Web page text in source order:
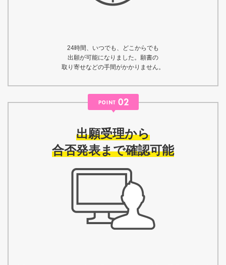
24時間、いつでも、どこからでも
出願が可能になりました。願書の
取り寄せなどの手間がかかりません。
出願受理から
合否発表まで確認可能